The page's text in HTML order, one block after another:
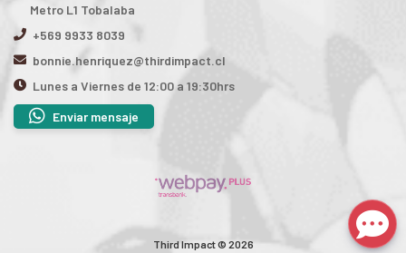
Metro L1 Tobalaba
+569 9933 8039
bonnie.henriquez@thirdimpact.cl
Lunes a Viernes de 12:00 a 19:30hrs
Enviar mensaje
Third Impact © 2026